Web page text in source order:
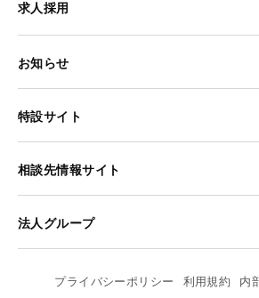
求人採用
お知らせ
特設サイト
相談先情報サイト
法人グループ
プライバシーポリシー 利用規約 内